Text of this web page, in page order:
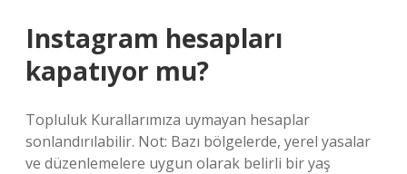
Instagram hesapları
kapatıyor mu?
Topluluk Kurallarımıza uymayan hesaplar
sonlandırılabilir. Not: Bazı bölgelerde, yerel yasalar
ve düzenlemelere uygun olarak belirli bir yaş